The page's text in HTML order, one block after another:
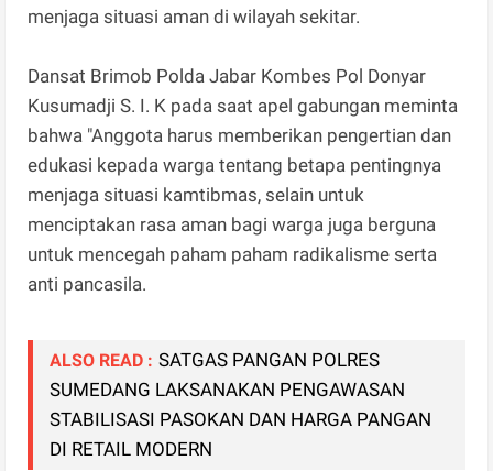
menjaga situasi aman di wilayah sekitar.
Dansat Brimob Polda Jabar Kombes Pol Donyar
Kusumadji S. I. K pada saat apel gabungan meminta
bahwa "Anggota harus memberikan pengertian dan
edukasi kepada warga tentang betapa pentingnya
menjaga situasi kamtibmas, selain untuk
menciptakan rasa aman bagi warga juga berguna
untuk mencegah paham paham radikalisme serta
anti pancasila.
ALSO READ : SATGAS PANGAN POLRES
SUMEDANG LAKSANAKAN PENGAWASAN
STABILISASI PASOKAN DAN HARGA PANGAN
DI RETAIL MODERN